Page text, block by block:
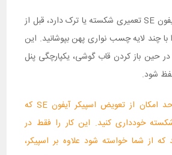
اگر صفحه نمایش آیفون SE تعمیری شکسته یا ترک دارد، قبل از
چند لایه چسب نواری پهن بپوشانید. این
حین باز کردن قاب گوشی، یکپارچگی پنل
شود.
نکته: بهتر است تا حد امکان از تعویض اسپیکر آیفون SE که
خودداری کنید. این کار را فقط در
از شما خواسته شود علاوه بر اسپیکر،